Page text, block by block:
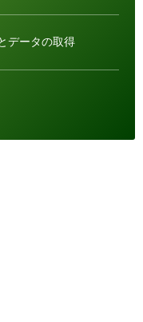
データの取得